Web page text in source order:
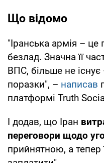
Що відомо
"Іранська армія – це
безлад. Значна її
ВПС, більше не
поразки", – написав
платформі Truth
І додав, що Іран
переговори щодо
прийнятною, а тепер